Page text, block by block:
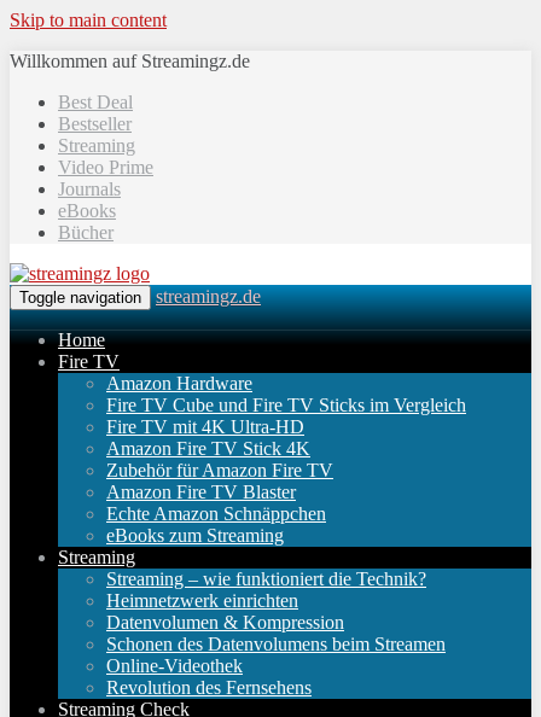
Skip to main content
Willkommen auf Streamingz.de
Best Deal
Bestseller
Streaming
Video Prime
Journals
eBooks
Bücher
Toggle navigation streamingz.de
Home
Fire TV
Amazon Hardware
Fire TV Cube und Fire TV Sticks im Vergleich
Fire TV mit 4K Ultra-HD
Amazon Fire TV Stick 4K
Zubehör für Amazon Fire TV
Amazon Fire TV Blaster
Echte Amazon Schnäppchen
eBooks zum Streaming
Streaming
Streaming – wie funktioniert die Technik?
Heimnetzwerk einrichten
Datenvolumen & Kompression
Schonen des Datenvolumens beim Streamen
Online-Videothek
Revolution des Fernsehens
Streaming Check